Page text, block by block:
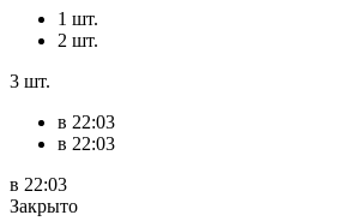
1 шт.
2 шт.
3 шт.
в 22:03
в 22:03
в 22:03
Закрыто